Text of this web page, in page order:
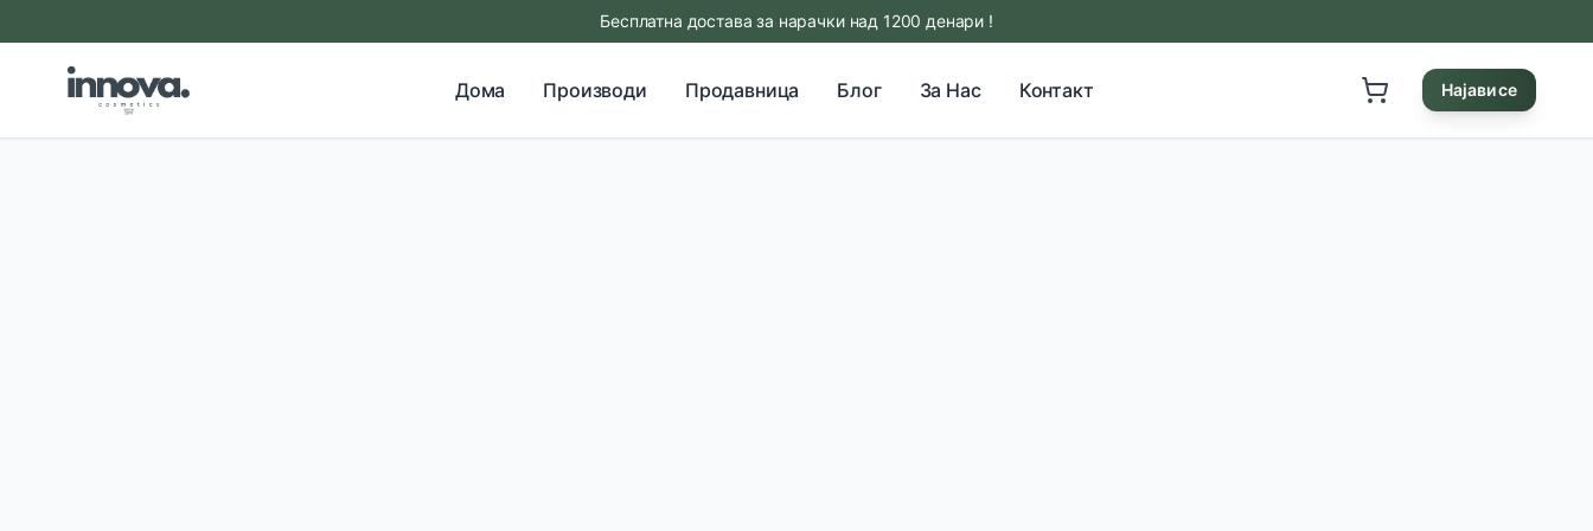
Бесплатна достава за нарачки над 1200 денари !
Дома Производи Продавница Блог За Нас Контакт Најави се